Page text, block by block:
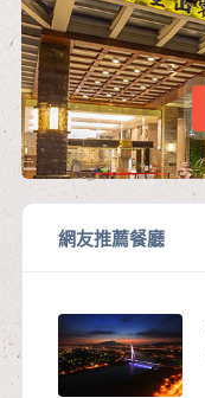
網友推薦餐廳